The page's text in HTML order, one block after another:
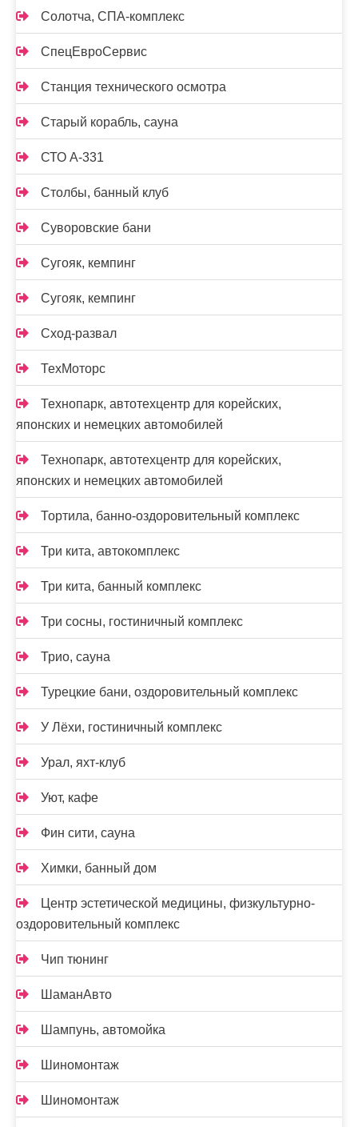
Солотча, СПА-комплекс
СпецЕвроСервис
Станция технического осмотра
Старый корабль, сауна
СТО А-331
Столбы, банный клуб
Суворовские бани
Сугояк, кемпинг
Сугояк, кемпинг
Сход-развал
ТехМоторс
Технопарк, автотехцентр для корейских,
японских и немецких автомобилей
Технопарк, автотехцентр для корейских,
японских и немецких автомобилей
Тортила, банно-оздоровительный комплекс
Три кита, автокомплекс
Три кита, банный комплекс
Три сосны, гостиничный комплекс
Трио, сауна
Турецкие бани, оздоровительный комплекс
У Лёхи, гостиничный комплекс
Урал, яхт-клуб
Уют, кафе
Фин сити, сауна
Химки, банный дом
Центр эстетической медицины, физкультурно-
оздоровительный комплекс
Чип тюнинг
ШаманАвто
Шампунь, автомойка
Шиномонтаж
Шиномонтаж